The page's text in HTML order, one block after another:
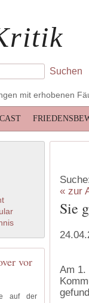
mit erhobenen
vor
auf der
« zur
Sie
Am 1.